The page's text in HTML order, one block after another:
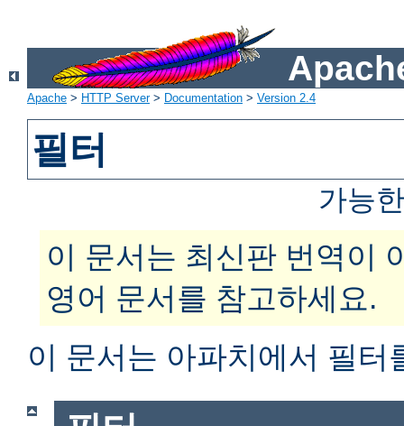
Apache > HTTP Server> Documentation > Version 2.4
필터
가능
이 문서는 최신판 번역이
영어 문서를 참고하세요.
이 문서는 아파치에서 필